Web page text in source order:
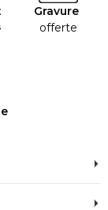
Gravure
offerte